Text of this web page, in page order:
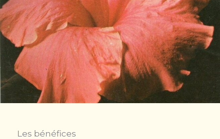
Les bénéfices